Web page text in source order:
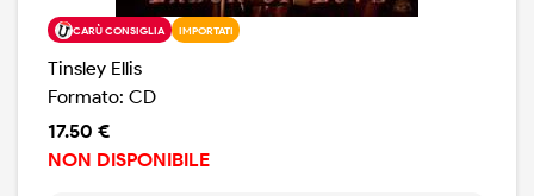
CARÙ CONSIGLIA IMPORTATI
Tinsley Ellis
Formato: CD
17.50 €
NON DISPONIBILE